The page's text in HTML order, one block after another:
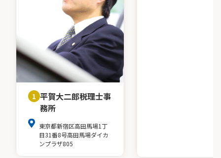
1 平賀大二郎税理士事
務所
東京都新宿区高田馬場1丁
目31番8号高田馬場ダイカ
ンプラザ805